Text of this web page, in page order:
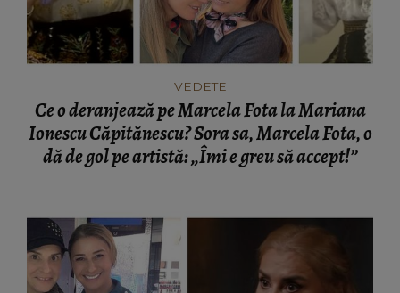
VEDETE
Ce o deranjează pe Marcela Fota la Mariana
Ionescu Căpitănescu? Sora sa, Marcela Fota, o
dă de gol pe artistă: „Îmi e greu să accept!”